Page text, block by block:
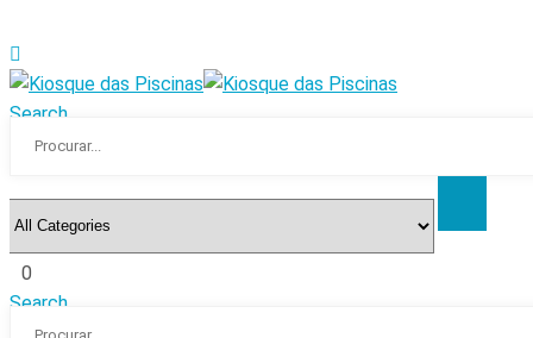
Search
0
Search